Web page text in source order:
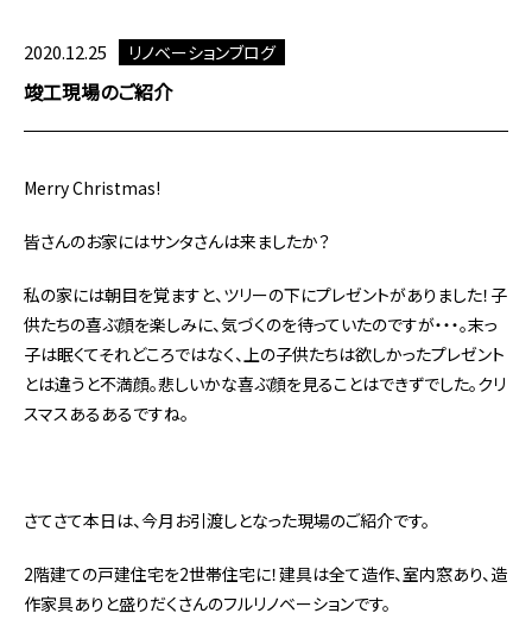
2020.12.25 リノベーションブログ
竣工現場のご紹介
Merry Christmas!
皆さんのお家にはサンタさんは来ましたか？
私の家には朝目を覚ますと、ツリーの下にプレゼントがありました！子
供たちの喜ぶ顔を楽しみに、気づくのを待っていたのですが・・・。末っ
子は眠くてそれどころではなく、上の子供たちは欲しかったプレゼント
とは違うと不満顔。悲しいかな喜ぶ顔を見ることはできずでした。クリ
スマスあるあるですね。
さてさて本日は、今月お引渡しとなった現場のご紹介です。
2階建ての戸建住宅を2世帯住宅に！建具は全て造作、室内窓あり、造
作家具ありと盛りだくさんのフルリノベーションです。